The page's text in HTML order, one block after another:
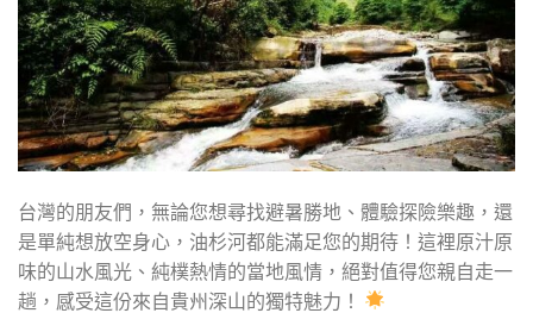
台灣的朋友們，無論您想尋找避暑勝地、體驗探險樂趣，還
是單純想放空身心，油杉河都能滿足您的期待！這裡原汁原
味的山水風光、純樸熱情的當地風情，絕對值得您親自走一
趟，感受這份來自貴州深山的獨特魅力！